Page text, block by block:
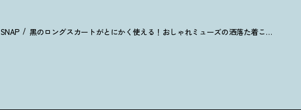
SNAP 黒のロングスカートがとにかく使える ！ おしゃれミューズの洒落た着こなし12連発イッキ見せ